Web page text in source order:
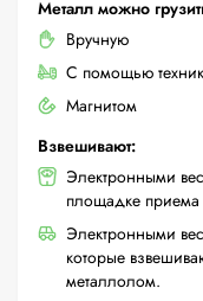
Металл можно
Вручную
С помощью
Магнитом
Взвешивают:
Электронными
площадке приема
Электронными
которые
металлолом.